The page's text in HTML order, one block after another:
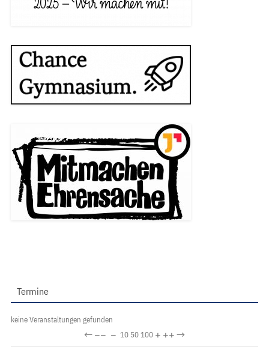
Termine
keine Veranstaltungen gefunden
←−− − 10 50100 + ++→